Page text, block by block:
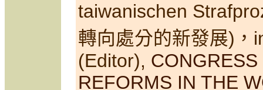
taiwanischen
轉向處分的新發展)，
(Editor),
REFORMS IN THE